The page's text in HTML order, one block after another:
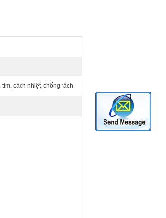
cách nhiệt, chống rách